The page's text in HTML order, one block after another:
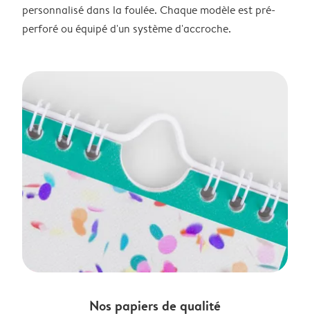
personnalisé dans la foulée. Chaque modèle est pré-
perforé ou équipé d'un système d'accroche.
Nos papiers de qualité